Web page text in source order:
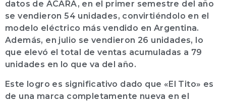
datos de ACARA, en el primer semestre del año
se vendieron 54 unidades, convirtiéndolo en el
modelo eléctrico más vendido en Argentina.
Además, en julio se vendieron 26 unidades, lo
que elevó el total de ventas acumuladas a 79
unidades en lo que va del año.
Este logro es significativo dado que «El Tito» es
de una marca completamente nueva en el